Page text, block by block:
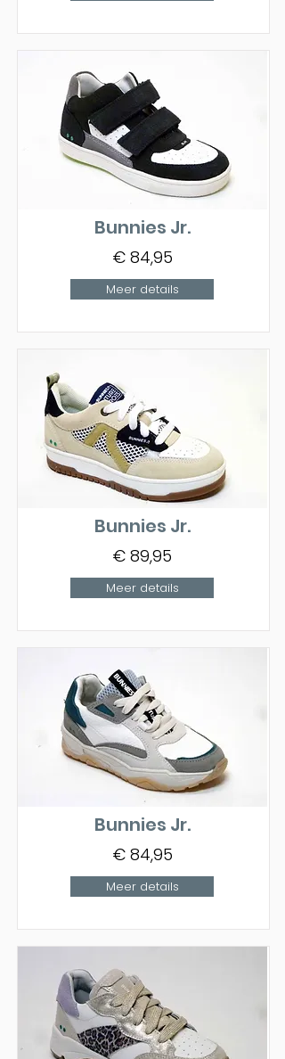
Bunnies Jr.
€ 84,95
Meer details
Bunnies Jr.
€ 89,95
Meer details
Bunnies Jr.
€ 84,95
Meer details